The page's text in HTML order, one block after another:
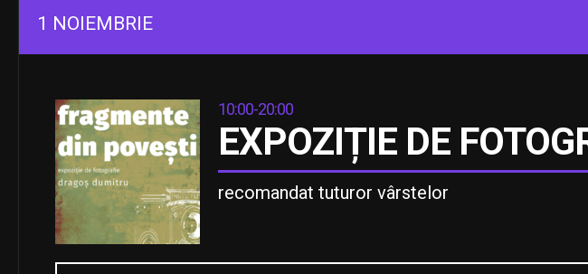
1 NOIEMBRIE
10:00-20:00
EXPOZIȚIE DE
recomandat tuturor vârstelor